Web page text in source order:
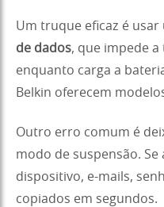
Um truque eficaz é usar
de dados, que impede
enquanto carga a
Belkin oferecem
Outro erro comum é
modo de suspensão. Se
dispositivo, e-mails,
copiados em segundos.